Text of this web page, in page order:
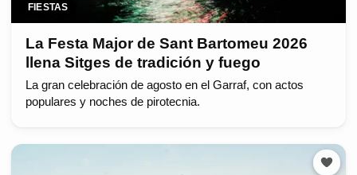
FIESTAS
La Festa Major de Sant Bartomeu 2026
llena Sitges de tradición y fuego
La gran celebración de agosto en el Garraf, con actos
populares y noches de pirotecnia.